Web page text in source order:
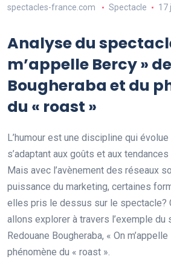
spectacles-france.com Spectacle 17
Analyse du
m’appelle Bercy »
Bougheraba et du
du « roast »
L’humour est une discipline qui
s’adaptant aux goûts et aux
Mais avec l’avènement des réseaux
puissance du marketing, certaines
elles pris le dessus sur le spectacle?
allons explorer à travers l’exemple du
Redouane Bougheraba, « On
phénomène du « roast ».